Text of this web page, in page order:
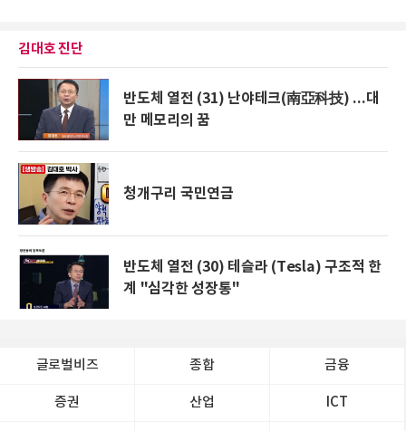
김대호 진단
반도체 열전 (31) 난야테크(南亞科技) ...대
만 메모리의 꿈
청개구리 국민연금
반도체 열전 (30) 테슬라 (Tesla) 구조적 한
계 "심각한 성장통"
글로벌비즈 종합 금융
증권 산업 ICT